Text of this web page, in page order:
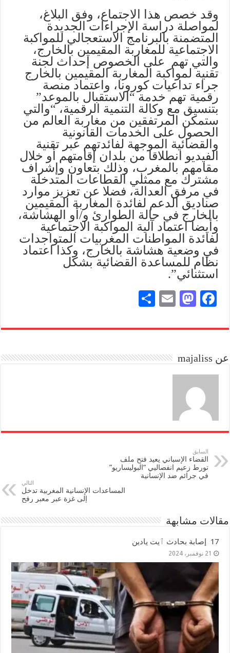
وقد خصص هذا الاجتماع، وفق البلاغ،
لمواصلة دراسة الإجراءات الجديدة
المتضمنة بالبرنامج الاستعجالي للمواكبة
الاجتماعية للمغاربة المقيمين بالخارج،
والتي تهم على الخصوص إحداث لجنة
تقنية لمواكبة المغاربة المقيمين بالخارج
جراء تداعيات كورونا، واعتماد منصة
رقمية تهم خدمة “الاستقبال بالموعد”
بتنسيق مع وكالة التنمية الرقمية، “والتي
ستمكن المرتفقين من مغاربة العالم من
الحصول على الخدمات القانونية
والقضائية الموجهة لفائدتهم عبر تقنية
الفيديو انطلاقا من بلدان إقامتهم أو خلال
مقامهم بالمغرب، وذلك بتعاون وإشراف
مشترك مع ممثلي القطاعات المتدخلة
في مرفق العدالة، فضلا عن تعزيز موارد
صناديق الدعم لفائدة المغاربة المقيمين
بالخارج في حالة الطوارئ و/أو الهشاشة،
وأيضا اعتماد آلية المواكبة الاجتماعية
لفائدة المواطنات المغربيات المتواجدات
في وضعية هشاشة بالخارج، وكذا اعتماد
نظام للمساعدة القضائية بشكل
استثنائي”.
Fa
bo
M
to
n
E
ail
re
عن majaliss
السابق
القضاء الإسباني يعيد فتح ملف
تورط زعيم انفصاليي “البوليساريو”
في جرائم ضد الإنسانية
التالي
المساعدات الإنسانية المغربية تدخل
إلى غزة عبر معبر رفح
مقالات مشابهة
17 إصابة بحادث ٱيت يادين
21 نوفمبر، 2024